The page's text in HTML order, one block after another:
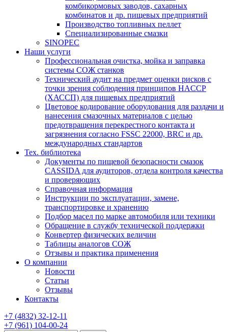
комбикормовых заводов, сахарных
комбинатов и др. пищевых предприятий
Производство топливных пеллет
Специализированные смазки
SINOPEC
Наши услуги
Профессиональная очистка, мойка и заправка
системы СОЖ станков
Технический аудит на предмет оценки рисков с
точки зрения соблюдения принципов HACCP
(ХАССП) для пищевых предприятий
Цветовое кодирование оборудования для раздачи и
нанесения смазочных материалов с целью
предотвращения перекрестного контакта и
загрязнения согласно FSSC 22000, BRC и др.
международных стандартов
Тех. библиотека
Документы по пищевой безопасности смазок
CASSIDA для аудиторов, отдела контроля качества
и проверяющих
Справочная информация
Инструкции по эксплуатации, замене,
транспортировке и хранению
Подбор масел по марке автомобиля или техники
Обращение в службу технической поддержки
Конвертер физических величин
Таблицы аналогов СОЖ
Отзывы и практика применения
О компании
Новости
Статьи
Отзывы
Контакты
+7 (4832) 32-12-11
+7 (961) 104-00-24